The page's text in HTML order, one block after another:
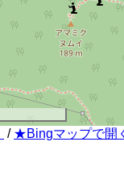
/ ★Bingマップで開